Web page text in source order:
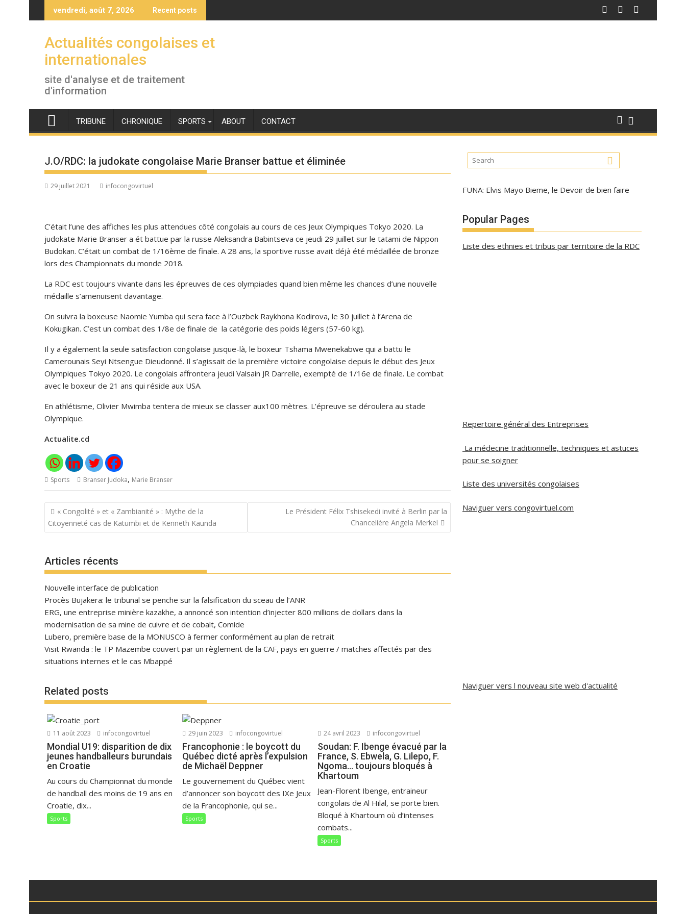
to
vendredi, août 7, 2026 Recent posts
Actualités congolaises et
internationales
site d'analyse et de traitement
d'information
TRIBUNE CHRONIQUE SPORTS ABOUT CONTACT
J.O/RDC: la judokate congolaise Marie Branser battue et éliminée
29 juillet 2021 infocongovirtuel
C’était l’une des affiches les plus attendues côté congolais au cours de ces Jeux Olympiques Tokyo 2020. La
judokate Marie Branser a ét battue par la russe Aleksandra Babintseva ce jeudi 29 juillet sur le tatami de Nippon
Budokan. C’était un combat de 1/16ème de finale. A 28 ans, la sportive russe avait déjà été médaillée de bronze
lors des Championnats du monde 2018.
La RDC est toujours vivante dans les épreuves de ces olympiades quand bien même les chances d’une nouvelle
médaille s’amenuisent davantage.
On suivra la boxeuse Naomie Yumba qui sera face à l’Ouzbek Raykhona Kodirova, le 30 juillet à l’Arena de
Kokugikan. C’est un combat des 1/8e de finale de la catégorie des poids légers (57-60 kg).
Il y a également la seule satisfaction congolaise jusque-là, le boxeur Tshama Mwenekabwe qui a battu le
Camerounais Seyi Ntsengue Dieudonné. Il s’agissait de la première victoire congolaise depuis le début des Jeux
Olympiques Tokyo 2020. Le congolais affrontera jeudi Valsain JR Darrelle, exempté de 1/16e de finale. Le combat
avec le boxeur de 21 ans qui réside aux USA.
En athlétisme, Olivier Mwimba tentera de mieux se classer aux100 mètres. L’épreuve se déroulera au stade
Olympique.
Actualite.cd
Sports Branser Judoka, Marie Branser
Navigation
de
l’article
« Congolité » et « Zambianité » : Mythe de la
Citoyenneté cas de Katumbi et de Kenneth Kaunda
Le Président Félix Tshisekedi invité à Berlin par la
Chancelière Angela Merkel
Articles récents
Nouvelle interface de publication
Procès Bujakera: le tribunal se penche sur la falsification du sceau de l’ANR
ERG, une entreprise minière kazakhe, a annoncé son intention d’injecter 800 millions de dollars dans la
modernisation de sa mine de cuivre et de cobalt, Comide
Lubero, première base de la MONUSCO à fermer conformément au plan de retrait
Visit Rwanda : le TP Mazembe couvert par un règlement de la CAF, pays en guerre / matches affectés par des
situations internes et le cas Mbappé
Related posts
11 août 2023 infocongovirtuel
Mondial U19: disparition de dix
jeunes handballeurs burundais
en Croatie
Au cours du Championnat du monde
de handball des moins de 19 ans en
Croatie, dix...
Sports
29 juin 2023 infocongovirtuel
Francophonie : le boycott du
Québec dicté après l’expulsion
de Michaël Deppner
Le gouvernement du Québec vient
d’annoncer son boycott des IXe Jeux
de la Francophonie, qui se...
Sports
24 avril 2023 infocongovirtuel
Soudan: F. Ibenge évacué par la
France, S. Ebwela, G. Lilepo, F.
Ngoma… toujours bloqués à
Khartoum
Jean-Florent Ibenge, entraineur
congolais de Al Hilal, se porte bien.
Bloqué à Khartoum où d’intenses
combats...
Sports
FUNA: Elvis Mayo Bieme, le Devoir de bien faire
Popular Pages
Liste des ethnies et tribus par territoire de la RDC
Repertoire général des Entreprises
La médecine traditionnelle, techniques et astuces
pour se soigner
Liste des universités congolaises
Naviguer vers congovirtuel.com
Naviguer vers l nouveau site web d'actualité